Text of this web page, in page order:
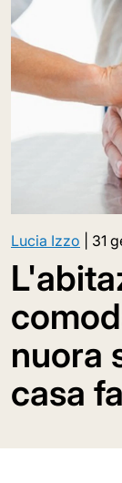
Lucia Izzo 31
nuora
casa